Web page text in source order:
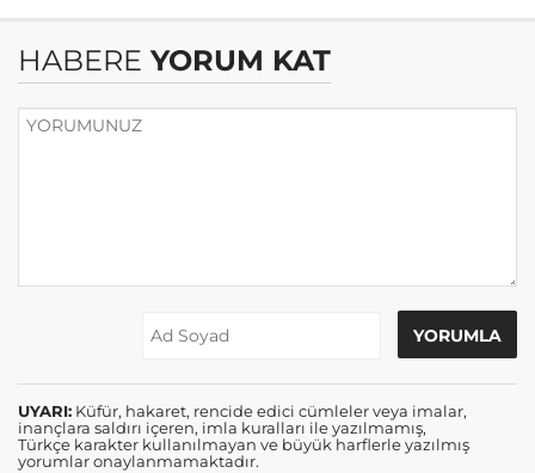
HABERE YORUM KAT
UYARI: Küfür, hakaret, rencide edici cümleler veya imalar,
inançlara saldırı içeren, imla kuralları ile yazılmamış,
Türkçe karakter kullanılmayan ve büyük harflerle yazılmış
yorumlar onaylanmamaktadır.